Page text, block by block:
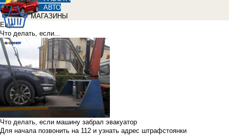
АВТО
МАГАЗИНЫ
Еще
Что делать, если...
Что делать, если машину забрал эвакуатор
Для начала позвонить на 112 и узнать адрес штрафстоянки